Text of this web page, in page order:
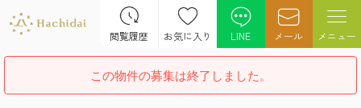
閲覧履歴 お気に入り LINE メール メニュー
この物件の募集は終了しました。